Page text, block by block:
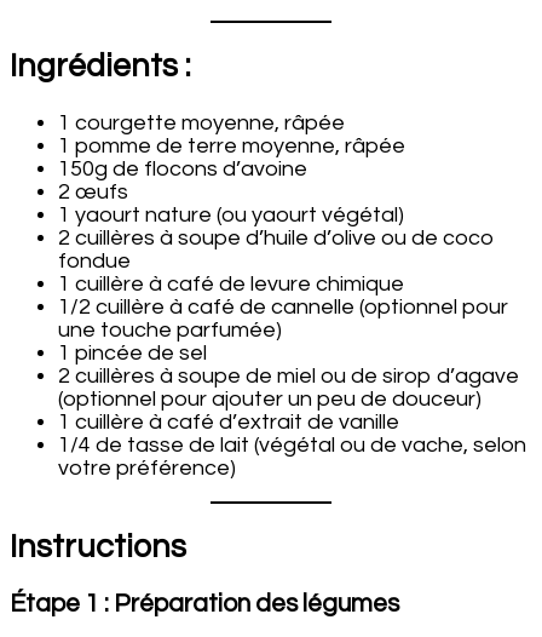
Ingrédients :
1 courgette moyenne, râpée
1 pomme de terre moyenne, râpée
150g de flocons d’avoine
2 œufs
1 yaourt nature (ou yaourt végétal)
2 cuillères à soupe d’huile d’olive ou de coco
fondue
1 cuillère à café de levure chimique
1/2 cuillère à café de cannelle (optionnel pour
une touche parfumée)
1 pincée de sel
2 cuillères à soupe de miel ou de sirop d’agave
(optionnel pour ajouter un peu de douceur)
1 cuillère à café d’extrait de vanille
1/4 de tasse de lait (végétal ou de vache, selon
votre préférence)
Instructions
Étape 1 : Préparation des légumes